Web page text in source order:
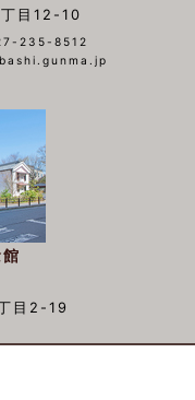
目12-10
235-8512
目2-19